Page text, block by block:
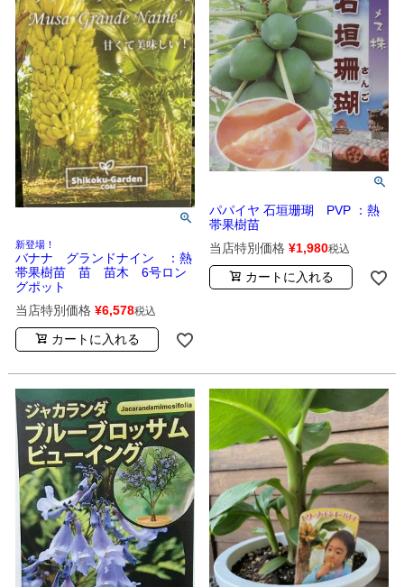
新登場！
バナナ グランドナイン ：熱
帯果樹苗 苗 苗木 6号ロン
グポット
当店特別価格 ¥6,578税込
カートに入れる
パパイヤ 石垣珊瑚 PVP ：熱
帯果樹苗
当店特別価格 ¥1,980税込
カートに入れる